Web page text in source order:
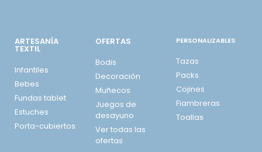
ARTESANÍA
TEXTIL
Infantiles
Bebes
Fundas tablet
Estuches
Porta-cubiertos
OFERTAS
Bodis
Decoración
Muñecos
Juegos de
desayuno
Ver todas las
ofertas
PERSONALIZABLES
Tazas
Packs
Cojines
Fiambreras
Toallas